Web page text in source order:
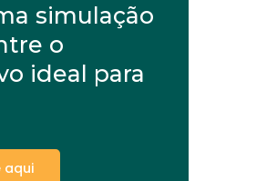
simulação
o
ideal para
aqui